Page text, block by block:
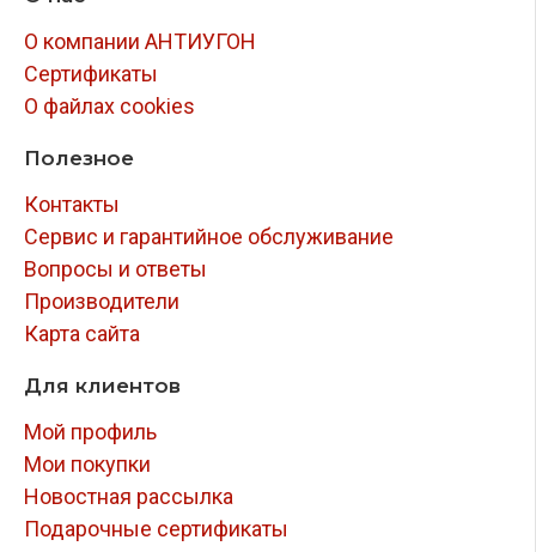
О компании АНТИУГОН
Сертификаты
О файлах cookies
Полезное
Контакты
Сервис и гарантийное обслуживание
Вопросы и ответы
Производители
Карта сайта
Для клиентов
Мой профиль
Мои покупки
Новостная рассылка
Подарочные сертификаты